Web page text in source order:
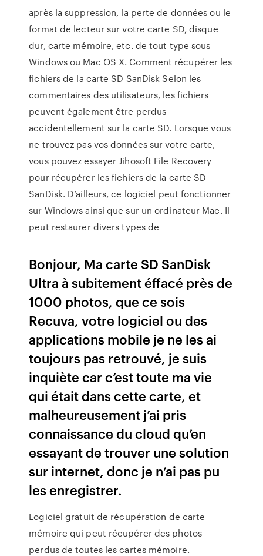
après la suppression, la perte de données ou le
format de lecteur sur votre carte SD, disque
dur, carte mémoire, etc. de tout type sous
Windows ou Mac OS X. Comment récupérer les
fichiers de la carte SD SanDisk Selon les
commentaires des utilisateurs, les fichiers
peuvent également être perdus
accidentellement sur la carte SD. Lorsque vous
ne trouvez pas vos données sur votre carte,
vous pouvez essayer Jihosoft File Recovery
pour récupérer les fichiers de la carte SD
SanDisk. D’ailleurs, ce logiciel peut fonctionner
sur Windows ainsi que sur un ordinateur Mac. Il
peut restaurer divers types de
Bonjour, Ma carte SD SanDisk
Ultra à subitement éffacé près de
1000 photos, que ce sois
Recuva, votre logiciel ou des
applications mobile je ne les ai
toujours pas retrouvé, je suis
inquiète car c’est toute ma vie
qui était dans cette carte, et
malheureusement j’ai pris
connaissance du cloud qu’en
essayant de trouver une solution
sur internet, donc je n’ai pas pu
les enregistrer.
Logiciel gratuit de récupération de carte
mémoire qui peut récupérer des photos
perdus de toutes les cartes mémoire.